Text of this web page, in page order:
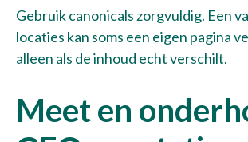
Gebruik canonicals zorgvuldig. Een
locaties kan soms een eigen pagina
alleen als de inhoud echt verschilt.
Meet en